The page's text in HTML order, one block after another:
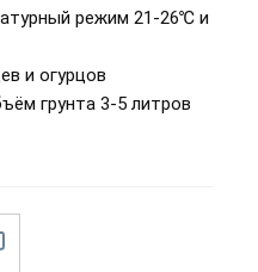
режим 21-26℃ и
и огурцов
грунта 3-5 литров